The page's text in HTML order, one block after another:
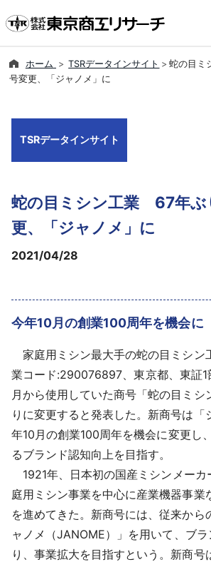
倒産・注目企業情報
会社案内
導入事例
よくあるご質問
English
ホーム TSRデータインサイト
蛇の目ミ
号変更、「ジャノメ」に
TSRデータインサイト
蛇の目ミシン工業 67年ぶ
更、「ジャノメ」に
2021/04/28
今年10月の創業100周年を機会に
家庭用ミシン最大手の蛇の目ミシン
業コード:290076897、東京都、東証
月から使用していた商号「蛇の目ミシ
りに変更すると発表した。新商号は「
年10月の創業100周年を機会に変更し
るブランド認知向上を目指す。
1921年、日本初の国産ミシンメーカ
庭用ミシン事業を中心に産業機器事業
を進めてきた。新商号には、従来から
ャノメ（JANOME）」を用いて、ブ
り、事業拡大を目指すという。新商号